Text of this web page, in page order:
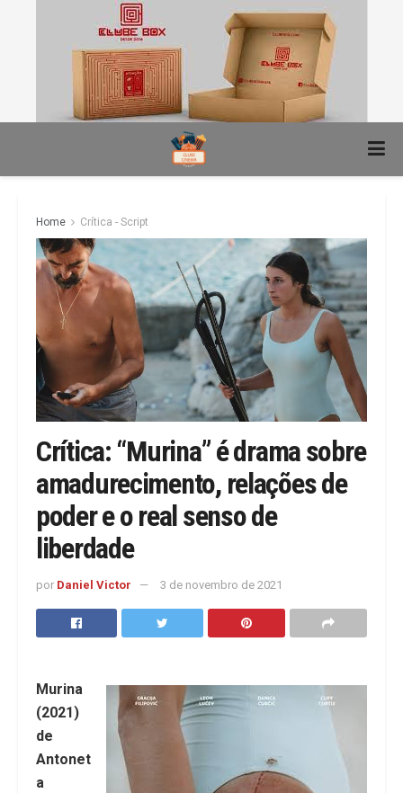
Home Crítica - Script
Crítica: “Murina” é drama sobre
amadurecimento, relações de
poder e o real senso de
liberdade
por Daniel Victor 3 de novembro de 2021
Murina
(2021)
de
Antonet
a